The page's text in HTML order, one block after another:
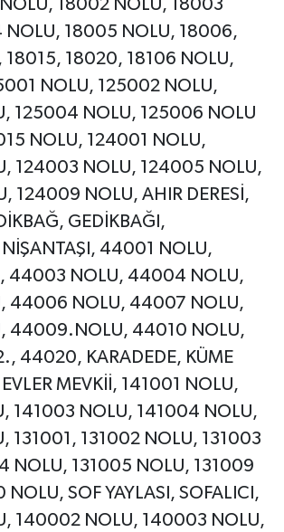
18002 NOLU, 18003
NOLU, 18005 NOLU, 18006,
18015, 18020, 18106 NOLU,
NOLU, 125002 NOLU,
125004 NOLU, 125006 NOLU
NOLU, 124001 NOLU,
124003 NOLU, 124005 NOLU,
124009 NOLU, AHIR DERESİ,
GEDİKBAĞI,
NİŞANTAŞI, 44001 NOLU,
44003 NOLU, 44004 NOLU,
44006 NOLU, 44007 NOLU,
44009.NOLU, 44010 NOLU,
44020, KARADEDE, KÜME
EVLER MEVKİİ, 141001 NOLU,
141003 NOLU, 141004 NOLU,
131001, 131002 NOLU, 131003
NOLU, 131005 NOLU, 131009
NOLU, SOF YAYLASI, SOFALICI,
140002 NOLU, 140003 NOLU,